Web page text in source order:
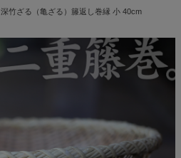
深竹ざる（亀ざる）籐返し巻縁 小 40cm